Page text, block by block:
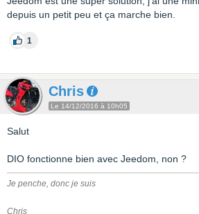
depuis un petit peu et ça marche bien.
1
Chris
Le 14/12/2016 à 10h05
Salut
DIO fonctionne bien avec Jeedom, non ?
Je penche, donc je suis
Chris